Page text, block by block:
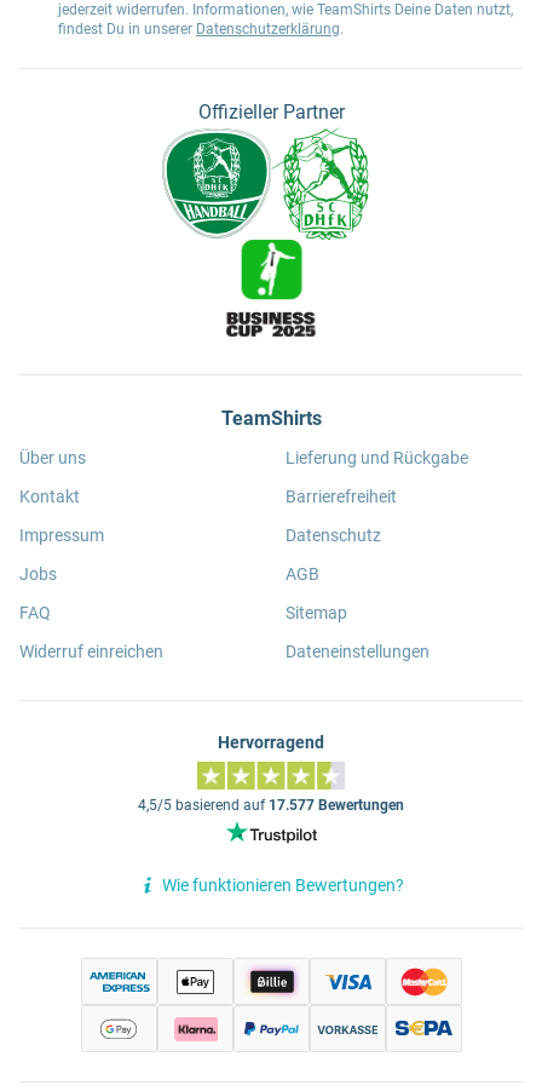
jederzeit widerrufen. Informationen, wie TeamShirts Deine Daten nutzt,
findest Du in unserer Datenschutzerklärung.
Offizieller Partner
TeamShirts
Über uns
Kontakt
Impressum
Jobs
FAQ
Widerruf einreichen
Lieferung und Rückgabe
Barrierefreiheit
Datenschutz
AGB
Sitemap
Dateneinstellungen
Hervorragend
4,5/5 basierend auf 17.577 Bewertungen
Wie funktionieren Bewertungen?